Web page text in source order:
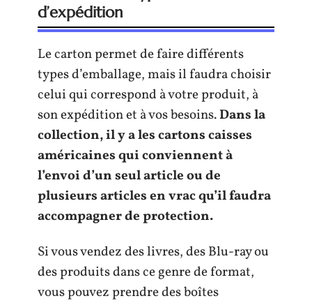
d’expédition
Le carton permet de faire différents
types d’emballage, mais il faudra choisir
celui qui correspond à votre produit, à
son expédition et à vos besoins.Dans la
collection, il y a les cartons caisses
américaines qui conviennent à
l’envoi d’un seul article ou de
plusieurs articles en vrac qu’il faudra
accompagner de protection.
Si vous vendez des livres, des Blu-ray ou
des produits dans ce genre de format,
vous pouvez prendre des boîtes